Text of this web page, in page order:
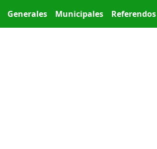
Generales Municipales Referendos